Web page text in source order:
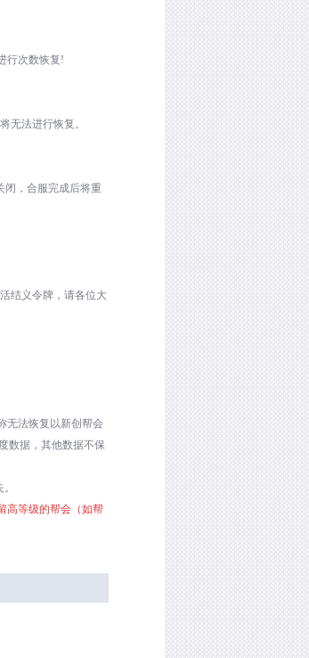
行次数恢复!
无法进行恢复。
闭，合服完成后将重
结义令牌，请各位大
无法恢复以新创帮会
数据，其他数据不保
高等级的帮会（如帮